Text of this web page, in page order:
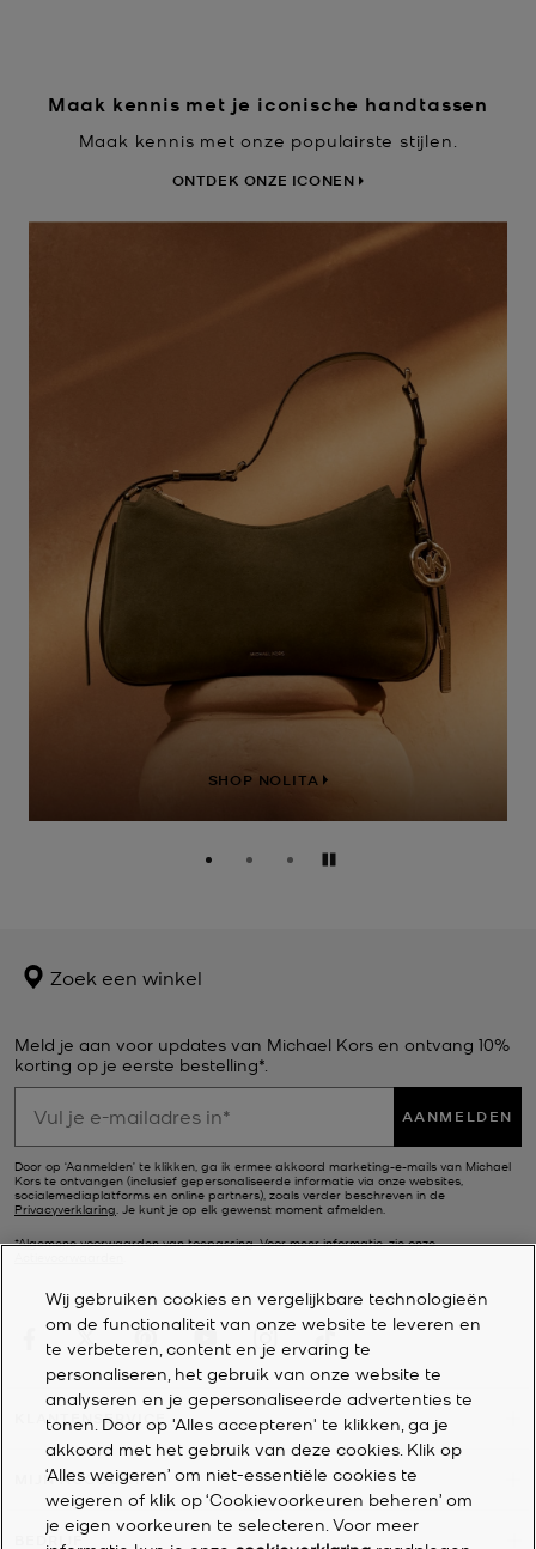
Maak kennis met je iconische handtassen
Maak kennis met onze populairste stijlen.
ONTDEK ONZE ICONEN
SHOP NOLITA
Pauzeren
Zoek een winkel
Meld je aan voor updates van Michael Kors en ontvang 10%
korting op je eerste bestelling*.
AANMELDEN
Door op ‘Aanmelden’ te klikken, ga ik ermee akkoord marketing-e-mails van Michael
Kors te ontvangen (inclusief gepersonaliseerde informatie via onze websites,
socialemediaplatforms en online partners), zoals verder beschreven in de
Privacyverklaring . Je kunt je op elk gewenst moment afmelden.
*Algemene voorwaarden van toepassing. Voor meer informatie, zie onze
KLANTENSERVICE
MIJN ACCOUNT
BEDRIJF
Wij gebruiken cookies en vergelijkbare technologieën
om de functionaliteit van onze website te leveren en
te verbeteren, content en je ervaring te
personaliseren, het gebruik van onze website te
analyseren en je gepersonaliseerde advertenties te
tonen. Door op 'Alles accepteren' te klikken, ga je
akkoord met het gebruik van deze cookies. Klik op
‘Alles weigeren’ om niet-essentiële cookies te
weigeren of klik op ‘Cookievoorkeuren beheren’ om
je eigen voorkeuren te selecteren. Voor meer